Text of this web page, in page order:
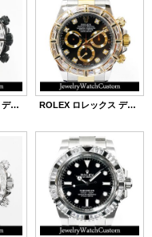
ROLEX ロレックス デイトナ PVDコーティング ブラックPVD加工 ROLEX ロレックス デイトナ SS x YGコンビ バゲットダイヤベゼル アフターダイヤ